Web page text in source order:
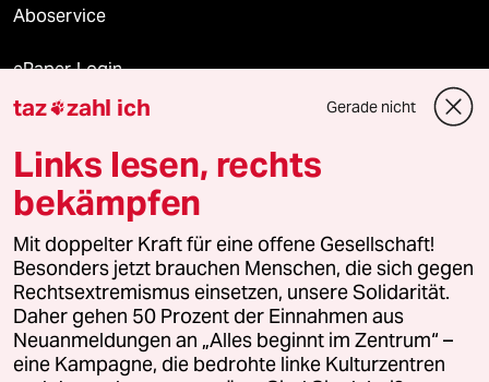
Aboservice
ePaper Login
Downloads für Abonnierende
© 2026 taz Verlags und Vertriebs GmbH
Alle Rechte vorbehalten. Bei rechtlichen Fragen oder für Genehmigungen
wenden Sie sich bitte an lizenzen@taz.de
Feedback Redaktionsstatut Kommune-Richtlinien
taz zahl ich Gerade nicht
Links lesen, rechts
bekämpfen
Mit doppelter Kraft für eine offene Gesellschaft!
Besonders jetzt brauchen Menschen, die sich gegen
Rechtsextremismus einsetzen, unsere Solidarität.
Daher gehen 50 Prozent der Einnahmen aus
Neuanmeldungen an „Alles beginnt im Zentrum“ –
eine Kampagne, die bedrohte linke Kulturzentren